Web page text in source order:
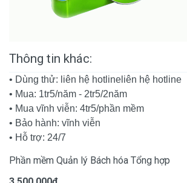
Thông tin khác:
• Dùng thử: liên hệ hotlineliên hệ hotline
• Mua: 1tr5/năm - 2tr5/2năm
• Mua vĩnh viễn: 4tr5/phần mềm
• Bảo hành: vĩnh viễn
• Hỗ trợ: 24/7
Phần mềm Quản lý Bách hóa Tổng hợp